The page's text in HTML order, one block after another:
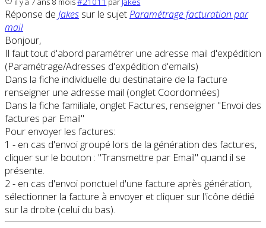
Réponse de Jakes sur le sujetParamétrage facturation par
mail
Bonjour,
Il faut tout d'abord paramétrer une adresse mail d'expédition
(Paramétrage/Adresses d'expédition d'emails)
Dans la fiche individuelle du destinataire de la facture
renseigner une adresse mail (onglet Coordonnées)
Dans la fiche familiale, onglet Factures, renseigner "Envoi des
factures par Email"
Pour envoyer les factures:
1 - en cas d'envoi groupé lors de la génération des factures,
cliquer sur le bouton : "Transmettre par Email" quand il se
présente.
2 - en cas d'envoi ponctuel d'une facture après génération,
sélectionner la facture à envoyer et cliquer sur l'icône dédié
sur la droite (celui du bas).